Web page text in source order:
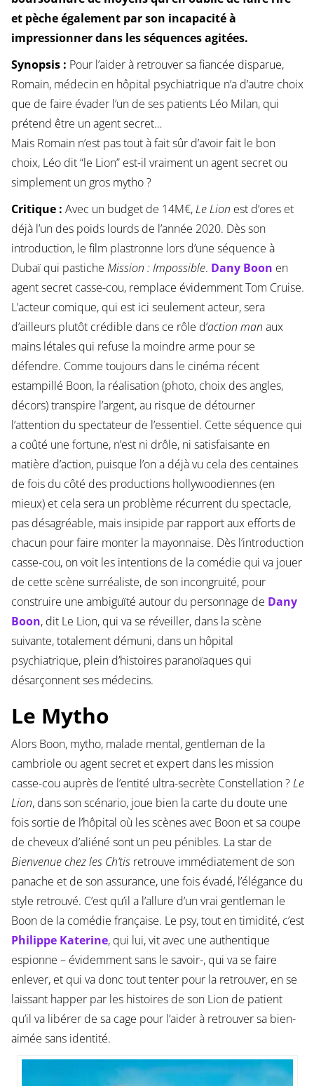
et pèche également par son incapacité à
impressionner dans les séquences agitées.
Synopsis : Pour l’aider à retrouver sa fiancée disparue,
Romain, médecin en hôpital psychiatrique n’a d’autre choix
que de faire évader l’un de ses patients Léo Milan, qui
prétend être un agent secret…
Mais Romain n’est pas tout à fait sûr d’avoir fait le bon
choix, Léo dit “le Lion” est-il vraiment un agent secret ou
simplement un gros mytho ?
Critique : Avec un budget de 14M€,Le Lion est d’ores et
déjà l’un des poids lourds de l’année 2020. Dès son
introduction, le film plastronne lors d’une séquence à
Dubaï qui pastiche Mission : Impossible. Dany Boon en
agent secret casse-cou, remplace évidemment Tom Cruise.
L’acteur comique, qui est ici seulement acteur, sera
d’ailleurs plutôt crédible dans ce rôle d’action man aux
mains létales qui refuse la moindre arme pour se
défendre. Comme toujours dans le cinéma récent
estampillé Boon, la réalisation (photo, choix des angles,
décors) transpire l’argent, au risque de détourner
l’attention du spectateur de l’essentiel. Cette séquence qui
a coûté une fortune, n’est ni drôle, ni satisfaisante en
matière d’action, puisque l’on a déjà vu cela des centaines
de fois du côté des productions hollywoodiennes (en
mieux) et cela sera un problème récurrent du spectacle,
pas désagréable, mais insipide par rapport aux efforts de
chacun pour faire monter la mayonnaise. Dès l’introduction
casse-cou, on voit les intentions de la comédie qui va jouer
de cette scène surréaliste, de son incongruité, pour
construire une ambiguïté autour du personnage de Dany
Boon, dit Le Lion, qui va se réveiller, dans la scène
suivante, totalement démuni, dans un hôpital
psychiatrique, plein d’histoires paranoïaques qui
désarçonnent ses médecins.
Le Mytho
Alors Boon, mytho, malade mental, gentleman de la
cambriole ou agent secret et expert dans les mission
casse-cou auprès de l’entité ultra-secrète Constellation ?Le
Lion, dans son scénario, joue bien la carte du doute une
fois sortie de l’hôpital où les scènes avec Boon et sa coupe
de cheveux d’aliéné sont un peu pénibles. La star de
Bienvenue chez les Ch’tisretrouve immédiatement de son
panache et de son assurance, une fois évadé, l’élégance du
style retrouvé. C’est qu’il a l’allure d’un vrai gentleman le
Boon de la comédie française. Le psy, tout en timidité, c’est
Philippe Katerine, qui lui, vit avec une authentique
espionne – évidemment sans le savoir-, qui va se faire
enlever, et qui va donc tout tenter pour la retrouver, en se
laissant happer par les histoires de son Lion de patient
qu’il va libérer de sa cage pour l’aider à retrouver sa bien-
aimée sans identité.